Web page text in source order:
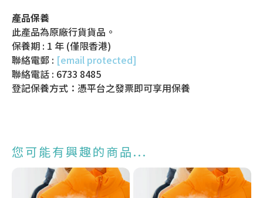
產品保養
此產品為原廠行貨貨品。
保養期 : 1 年 (僅限香港)
聯絡電郵 : [email protected]
聯絡電話 : 6733 8485
登記保養方式：憑平台之發票即可享用保養
您可能有興趣的商品...